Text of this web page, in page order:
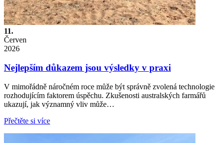
11.
Červen
2026
Nejlepším důkazem jsou výsledky v praxi
V mimořádně náročném roce může být správně zvolená technologie
rozhodujícím faktorem úspěchu. Zkušenosti australských farmářů
ukazují, jak významný vliv může…
Přečtěte si více